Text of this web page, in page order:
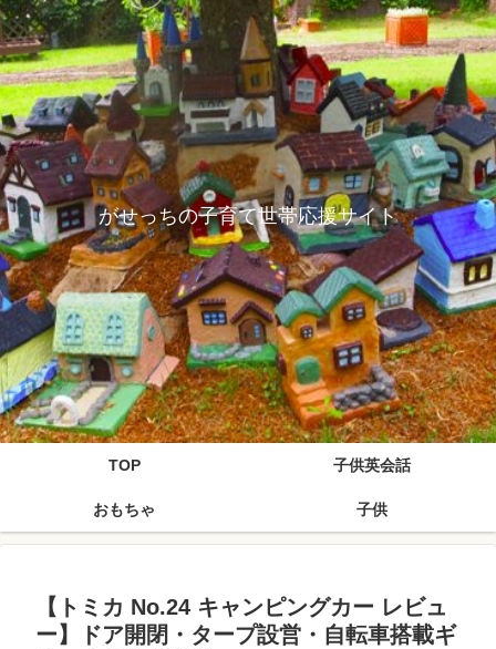
がせっちの子育て世帯応援サイト
TOP 子供英会話
おもちゃ 子供
【トミカ No.24 キャンピングカー レビュ
ー】ドア開閉・タープ設営・自転車搭載ギ